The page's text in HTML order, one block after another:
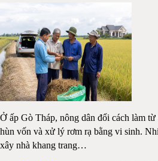
Ở ấp Gò Tháp, nông dân đổi cách làm từ
hùn vốn và xử lý rơm rạ bằng vi sinh.
xây nhà khang trang…